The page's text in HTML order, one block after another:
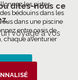
les pistes
bédouins dans les
dans une piscine
entre oasis de
chaque aventurier
mer et désert.
dites-nous ce
voyage à vos